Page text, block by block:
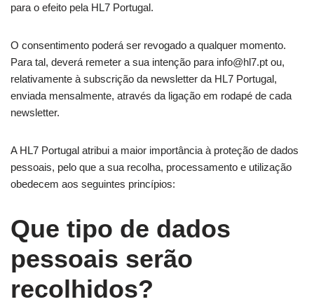
para o efeito pela HL7 Portugal.
O consentimento poderá ser revogado a qualquer momento.
Para tal, deverá remeter a sua intenção para info@hl7.pt ou,
relativamente à subscrição da newsletter da HL7 Portugal,
enviada mensalmente, através da ligação em rodapé de cada
newsletter.
A HL7 Portugal atribui a maior importância à proteção de dados
pessoais, pelo que a sua recolha, processamento e utilização
obedecem aos seguintes princípios:
Que tipo de dados
pessoais serão
recolhidos?